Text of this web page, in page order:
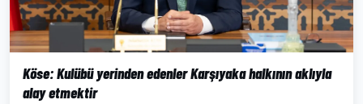
Köse: Kulübü yerinden edenler Karşıyaka halkının aklıyla
alay etmektir